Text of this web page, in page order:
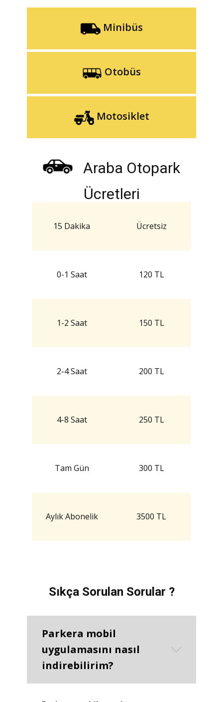
Minibüs
Otobüs
Motosiklet
Araba Otopark
Ücretleri
15 Dakika Ücretsiz
0-1 Saat 120 TL
1-2 Saat 150 TL
2-4 Saat 200 TL
4-8 Saat 250 TL
Tam Gün 300 TL
Aylık Abonelik 3500 TL
Sıkça Sorulan Sorular ?
Parkera mobil
uygulamasını nasıl
indirebilirim?